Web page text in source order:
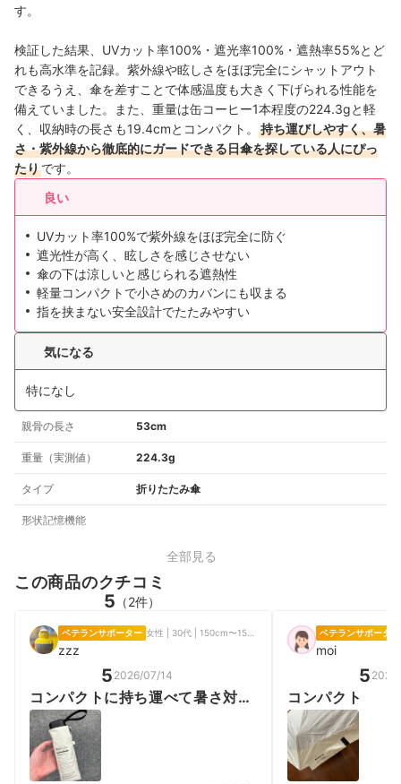
す。
検証した結果、UVカット率100%・遮光率100%・遮熱率55%とど
れも高水準を記録。紫外線や眩しさをほぼ完全にシャットアウト
できるうえ、傘を差すことで体感温度も大きく下げられる性能を
備えていました。また、重量は缶コーヒー1本程度の224.3gと軽
く、収納時の長さも19.4cmとコンパクト。
持ち運びしやすく、暑
さ・紫外線から徹底的にガードできる日傘を探している人にぴっ
たりです。
良い
UVカット率100%で紫外線をほぼ完全に防ぐ
遮光性が高く、眩しさを感じさせない
傘の下は涼しいと感じられる遮熱性
軽量コンパクトで小さめのカバンにも収まる
指を挟まない安全設計でたたみやすい
気になる
特になし
親骨の長さ 53cm
重量（実測値） 224.3g
タイプ 折りたたみ傘
形状記憶機能
全部見る
この商品のクチコミ
5 （2件）
ベテランサポーター
zzz
5 2026/07/14
コンパクトに持ち運べて暑さ対策
もばっちり
ベテランサポーター
moi
5
コンパクト